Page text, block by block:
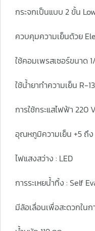
กระจกเป็นแบบ 2 ขั้น
ควบคุมความเย็นด้วย
ใช้คอมเพรสเซอร์ขนาด
ใช้น้ำยาทำความเย็น R-
การใช้กระแสไฟฟ้า 220
อุณหภูมิความเย็น +5 ถึง
ไฟแสงสว่าง : LED
การระเหยน้ำทิ้ง : Self
มีล้อเลื่อนเพื่อสะดวกใน